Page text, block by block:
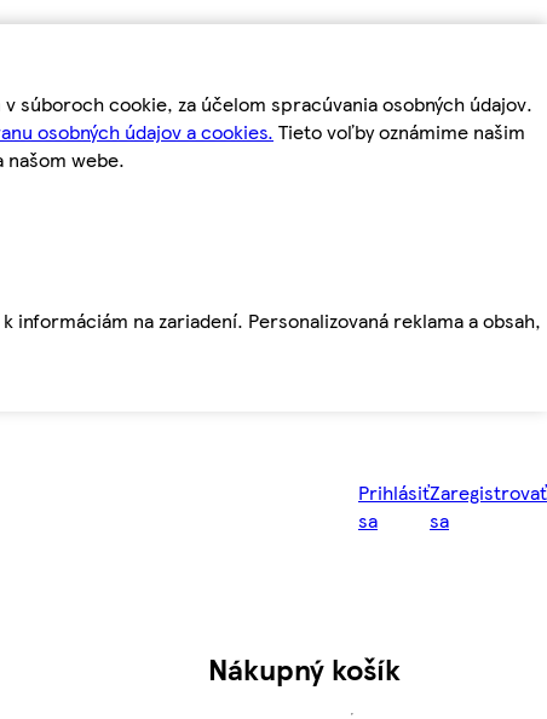
súboroch cookie, za účelom spracúvania osobných údajov.
osobných údajov a cookies. Tieto voľby oznámime našim
našom webe.
na zariadení. Personalizovaná reklama a obsah,
Prihlásiť
sa
Zaregistrovať
sa
Nákupný košík